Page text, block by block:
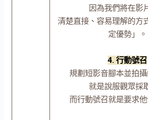
因為我們將在影
清楚直接、容易理解的方
定優勢」。
4. 行動號召
規劃短影音腳本並拍
就是說服觀眾採
而行動號召就是要求他